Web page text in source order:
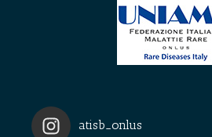
atisb_onlus